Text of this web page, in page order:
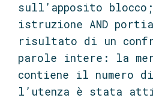
sull’apposito
istruzione AND
risultato di un
parole intere: la
contiene il numero
l’utenza è stata